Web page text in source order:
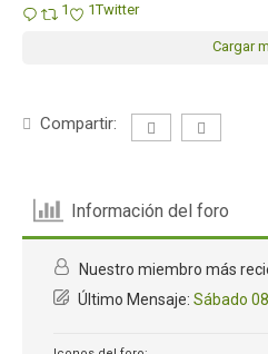
1
1Twitter
Cargar
Compartir:
Información del foro
Nuestro miembro más
Último Mensaje: Sábado